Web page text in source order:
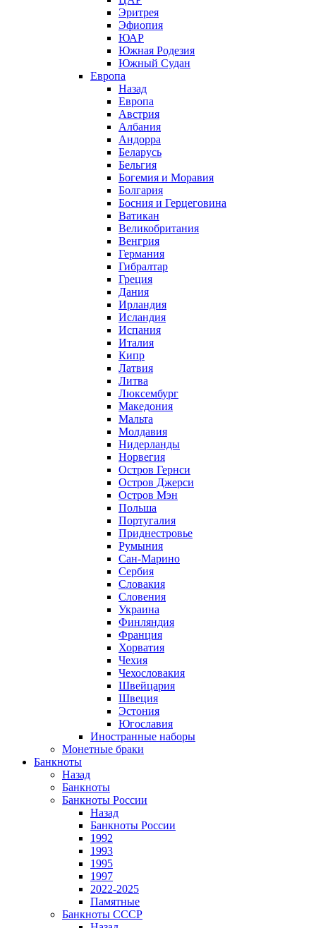
Эритрея
Эфиопия
ЮАР
Южная Родезия
Южный Судан
Европа
Назад
Европа
Австрия
Албания
Андорра
Беларусь
Бельгия
Богемия и Моравия
Болгария
Босния и Герцеговина
Ватикан
Великобритания
Венгрия
Германия
Гибралтар
Греция
Дания
Ирландия
Исландия
Испания
Италия
Кипр
Латвия
Литва
Люксембург
Македония
Мальта
Молдавия
Нидерланды
Норвегия
Остров Гернси
Остров Джерси
Остров Мэн
Польша
Португалия
Приднестровье
Румыния
Сан-Марино
Сербия
Словакия
Словения
Украина
Финляндия
Франция
Хорватия
Чехия
Чехословакия
Швейцария
Швеция
Эстония
Югославия
Иностранные наборы
Монетные браки
Банкноты
Назад
Банкноты
Банкноты России
Назад
Банкноты России
1992
1993
1995
1997
2022-2025
Памятные
Банкноты СССР